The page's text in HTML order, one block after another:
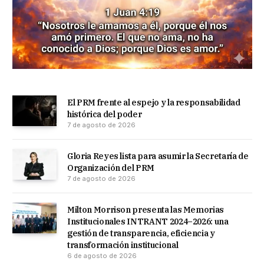
El PRM frente al espejo y la responsabilidad
histórica del poder
7 de agosto de 2026
Gloria Reyes lista para asumir la Secretaría de
Organización del PRM
7 de agosto de 2026
Milton Morrison presenta las Memorias
Institucionales INTRANT 2024–2026: una
gestión de transparencia, eficiencia y
transformación institucional
6 de agosto de 2026